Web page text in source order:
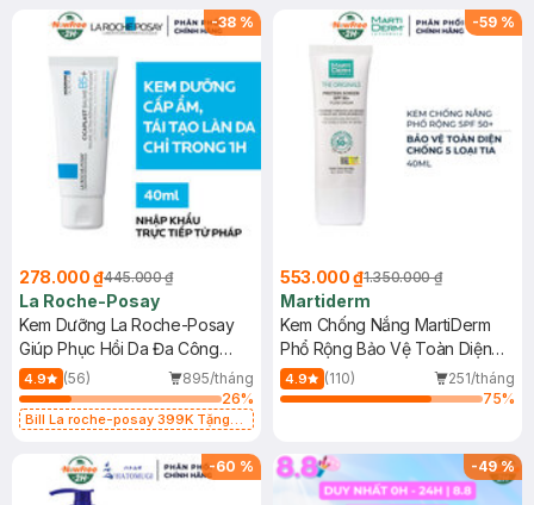
-38 %
278.000 ₫445.000 ₫
La Roche-Posay
Kem Dưỡng La Roche-Posay
Giúp Phục Hồi Da Đa Công
Dụng 40ml
4.9 (56)
895/tháng
26%
Bill La roche-posay 399K Tặng
(SL có hạn)
-59 %
553.000 ₫1.350.000 ₫
Martiderm
Kem Chống Nắng MartiDerm
Phổ Rộng Bảo Vệ Toàn Diện
40ml
4.9 (110)
251/tháng
75%
-60 % -49%